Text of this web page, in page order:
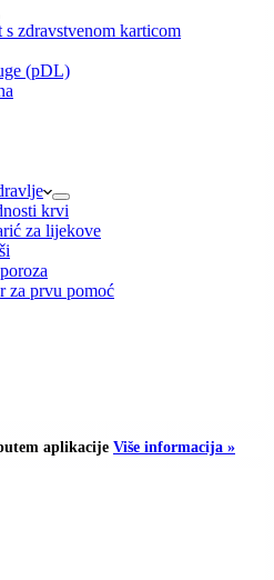
s zdravstvenom karticom
(pDL)
krvi
za lijekove
za prvu pomoć
aplikacije Više informacija »